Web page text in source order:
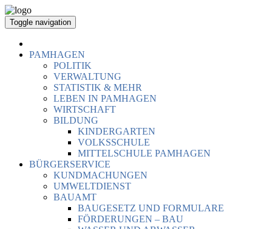
Toggle navigation
PAMHAGEN
POLITIK
VERWALTUNG
STATISTIK & MEHR
LEBEN IN PAMHAGEN
WIRTSCHAFT
BILDUNG
KINDERGARTEN
VOLKSSCHULE
MITTELSCHULE PAMHAGEN
BÜRGERSERVICE
KUNDMACHUNGEN
UMWELTDIENST
BAUAMT
BAUGESETZ UND FORMULARE
FÖRDERUNGEN – BAU